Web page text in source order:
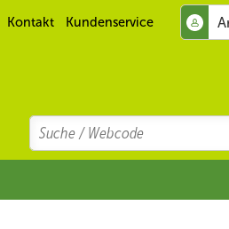
Kontakt Kundenservice
Search
Suchen